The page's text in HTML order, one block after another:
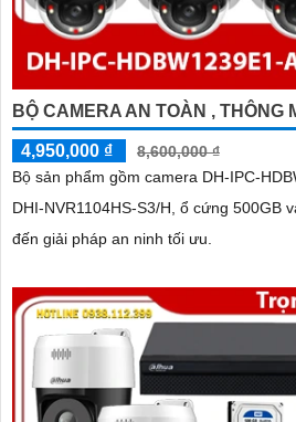
BỘ CAMERA AN TOÀN , THÔNG
4,950,000 ₫
8,600,000 ₫
Bộ sản phẩm gồm camera DH-IPC-
DHI-NVR1104HS-S3/H, ổ cứng 500GB
đến giải pháp an ninh tối ưu.